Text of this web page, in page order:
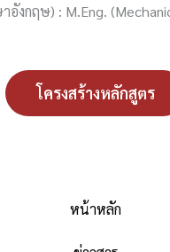
กฤษ) : M.Eng.
โครงสร้างหลักสูตร
หน้าหลัก